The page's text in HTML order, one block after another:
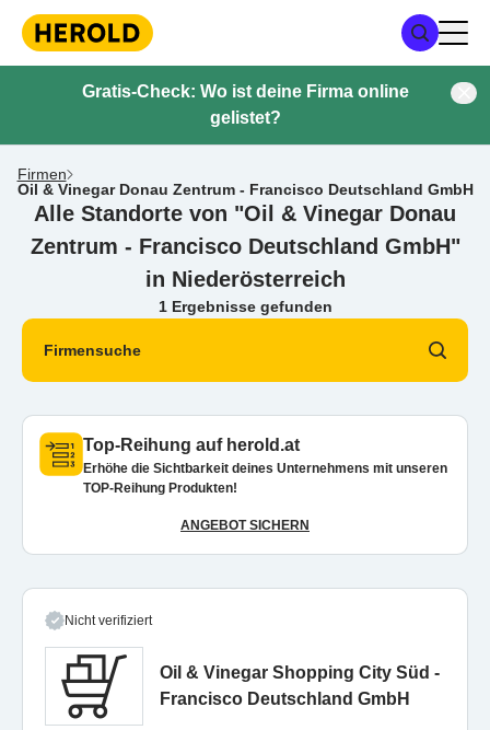
Gratis-Check: Wo ist deine Firma online
gelistet?
Firmen
Oil & Vinegar Donau Zentrum - Francisco Deutschland GmbH
Alle Standorte von "Oil & Vinegar Donau
Zentrum - Francisco Deutschland GmbH"
in Niederösterreich
1 Ergebnisse gefunden
Firmensuche
Top-Reihung auf herold.at
Erhöhe die Sichtbarkeit deines Unternehmens mit unseren
TOP-Reihung Produkten!
ANGEBOT SICHERN
Nicht verifiziert
Oil & Vinegar Shopping City Süd -
Francisco Deutschland GmbH